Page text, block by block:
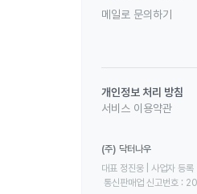
메일로 문의하기
개인정보 처리 방침
서비스 이용약관
(주) 닥터나우
대표 정진웅 | 사업자
통신판매업 신고번호